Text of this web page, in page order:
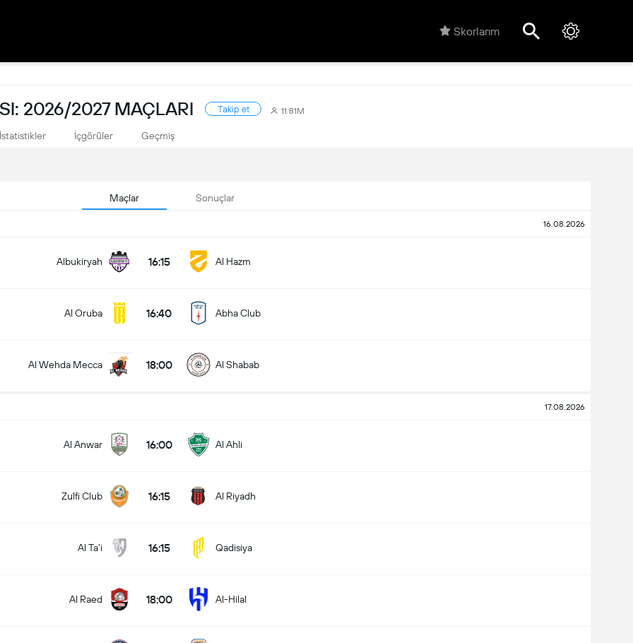
Skorlarım
2026/2027 MAÇLARI Takip et 11.81M
İstatistikler İçgörüler Geçmiş
Maçlar Sonuçlar
16.08.2026
Albukiryah 16:15 Al Hazm
Al Oruba 16:40 Abha Club
Al Wehda Mecca 18:00 Al Shabab
17.08.2026
Al Anwar 16:00 Al Ahli
Zulfi Club 16:15 Al Riyadh
Al Ta'i 16:15 Qadisiya
Al Raed 18:00 Al-Hilal